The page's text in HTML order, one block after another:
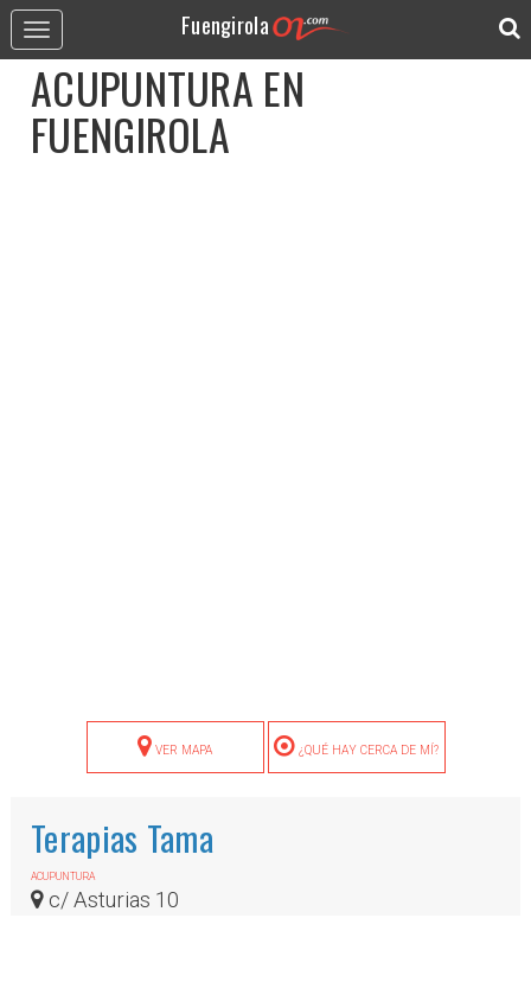
Toggle
navigation
Fuengirola
ACUPUNTURA EN
FUENGIROLA
VER MAPA ¿QUÉ HAY CERCA DE MÍ?
Terapias Tama
ACUPUNTURA
c/ Asturias 10